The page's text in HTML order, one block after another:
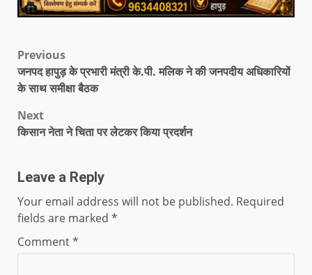
Previous
जनपद हापुड़ के प्रभारी मंत्री के.पी. मलिक ने की जनपदीय अधिकारियों
के साथ समीक्षा बैठक
Next
किसान नेता ने चिता पर लेटकर किया प्रदर्शन
Leave a Reply
Your email address will not be published. Required
fields are marked *
Comment*